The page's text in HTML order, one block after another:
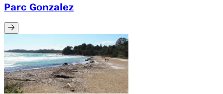
Parc Gonzalez